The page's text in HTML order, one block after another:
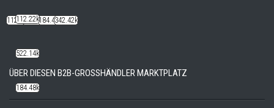
112.22k522.14k184.48k342.42k
ÜBER DIESEN B2B-GROSSHÄNDLER MARKTPLATZ
112.22k
522.14k
184.48k